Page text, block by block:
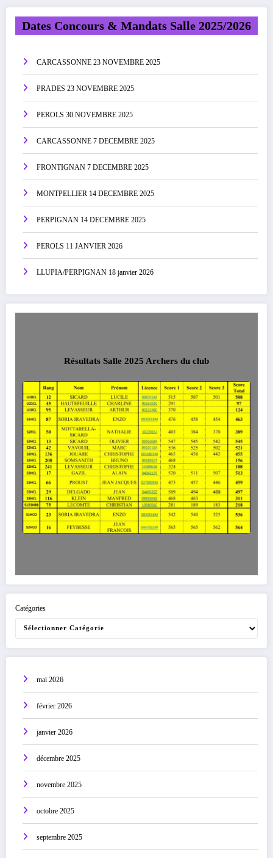
Dates Concours & Mandats Salle 2025/2026
CARCASSONNE 23 NOVEMBRE 2025
PRADES 23 NOVEMBRE 2025
PEROLS 30 NOVEMBRE 2025
CARCASSONNE 7 DECEMBRE 2025
FRONTIGNAN 7 DECEMBRE 2025
MONTPELLIER 14 DECEMBRE 2025
PERPIGNAN 14 DECEMBRE 2025
PEROLS 11 JANVIER 2026
LLUPIA/PERPIGNAN 18 janvier 2026
Résultats Salle 2025 Archers du club
Catégories
mai 2026
février 2026
janvier 2026
décembre 2025
novembre 2025
octobre 2025
septembre 2025